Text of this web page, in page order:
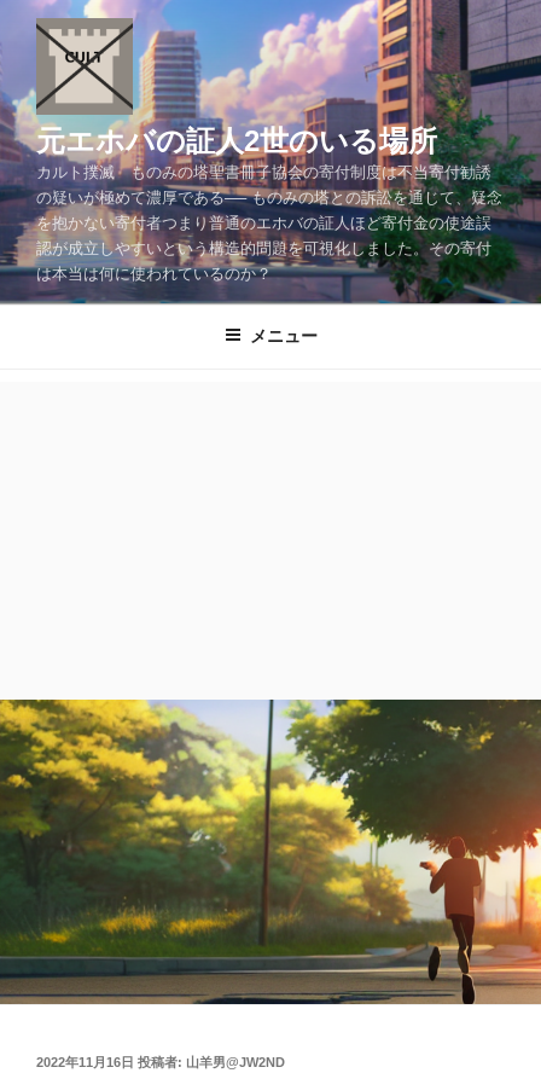
ン
テ
ン
ツ
へ
ス
ッ
プ
元エホバの証人2世のいる場所
カルト撲滅 ものみの塔聖書冊子協会の寄付制度は不当寄付勧誘
の疑いが極めて濃厚である── ものみの塔との訴訟を通じて、疑念
を抱かない寄付者つまり普通のエホバの証人ほど寄付金の使途誤
認が成立しやすいという構造的問題を可視化しました。その寄付
は本当は何に使われているのか？
メニュー
投
2022年11月16日 投稿者: 山羊男@JW2ND